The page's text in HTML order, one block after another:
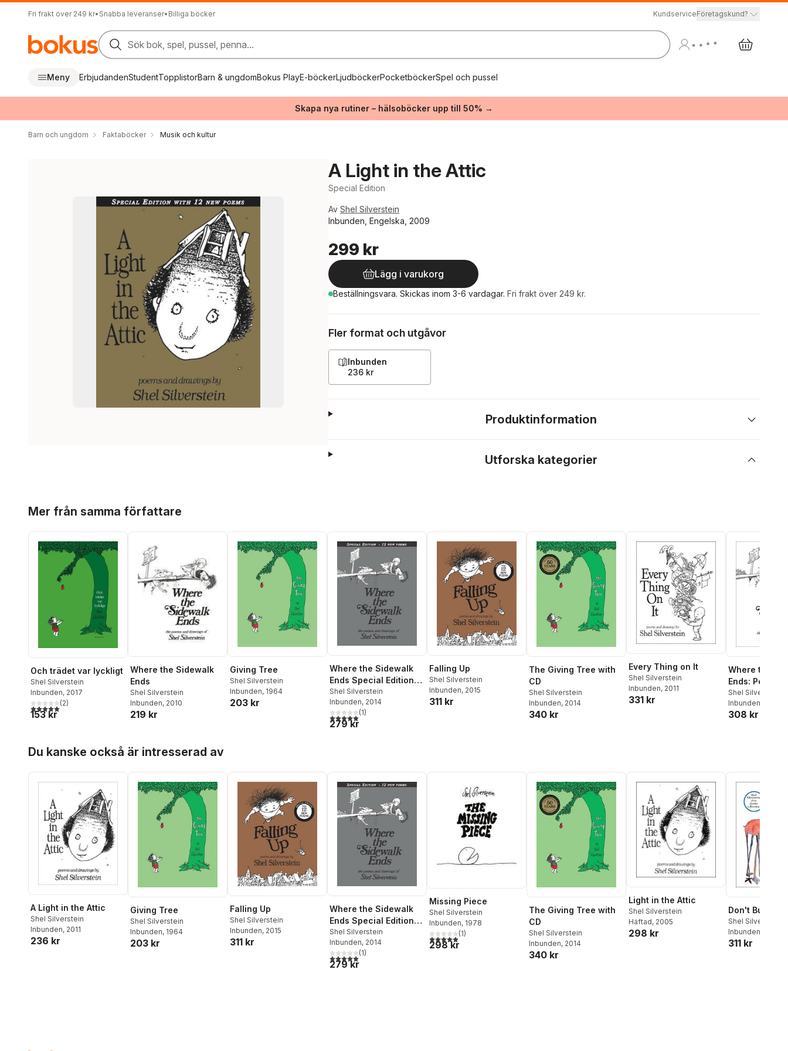
Fri frakt över 249 kr• Snabba leveranser• Billiga böcker KundserviceFöretagskund?
Sök bok, spel, pussel, penna...
Meny ErbjudandenStudentTopplistorBarn & ungdomBokus PlayE-böckerLjudböckerPocketböckerSpel och pussel
Skapa nya rutiner – hälsoböcker upp till 50% →
Barn och ungdom Faktaböcker Musik och kultur
A Light in the Attic
Special Edition
Av Shel Silverstein
Inbunden, Engelska, 2009
299 kr
Lägg i varukorg
Beställningsvara. Skickas inom 3-6 vardagar. Fri frakt över 249 kr.
Fler format och utgåvor
Inbunden
236 kr
Produktinformation
Utforska kategorier
Mer från samma författare
Och trädet var lyckligt
Shel Silverstein
Inbunden, 2017
5,0utav 5 stjärnor. Totalt antal röster:
(2)
153 kr
Where the Sidewalk
Ends
Shel Silverstein
Inbunden, 2010
219 kr
Giving Tree
Shel Silverstein
Inbunden, 1964
203 kr
Where the Sidewalk
Ends Special Edition
with 12 Extra Poems
Shel Silverstein
Inbunden, 2014
5,0utav 5 stjärnor. Totalt antal röster:
(1)
279 kr
Falling Up
Shel Silverstein
Inbunden, 2015
311 kr
The Giving Tree with
CD
Shel Silverstein
Inbunden, 2014
340 kr
Every Thing on It
Shel Silverstein
Inbunden, 2011
331 kr
Where the
Ends: Poems
Drawings
Shel Silverstein
Inbunden
308 kr
Du kanske också är intresserad av
A Light in the Attic
Shel Silverstein
Inbunden, 2011
236 kr
Giving Tree
Shel Silverstein
Inbunden, 1964
203 kr
Falling Up
Shel Silverstein
Inbunden, 2015
311 kr
Where the Sidewalk
Ends Special Edition
with 12 Extra Poems
Shel Silverstein
Inbunden, 2014
5,0utav 5 stjärnor. Totalt antal röster:
(1)
279 kr
Missing Piece
Shel Silverstein
Inbunden, 1978
5,0utav 5 stjärnor. Totalt antal röster:
(1)
298 kr
The Giving Tree with
CD
Shel Silverstein
Inbunden, 2014
340 kr
Light in the Attic
Shel Silverstein
Häftad, 2005
298 kr
Don't Bump
Shel Silverstein
Inbunden
311 kr